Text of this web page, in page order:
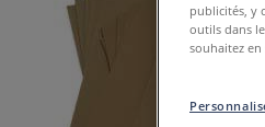
publicités, y
outils dans
souhaitez en